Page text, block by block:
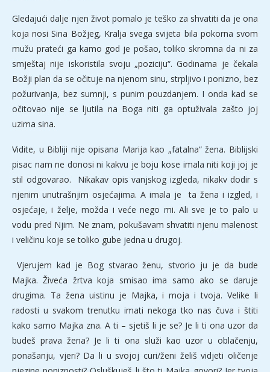
Gledajući dalje njen život pomalo je teško za shvatiti da je ona
koja nosi Sina Božjeg, Kralja svega svijeta bila pokorna svom
mužu prateći ga kamo god je pošao, toliko skromna da ni za
smještaj nije iskoristila svoju „poziciju“. Godinama je čekala
Božji plan da se očituje na njenom sinu, strpljivo i ponizno, bez
požurivanja, bez sumnji, s punim pouzdanjem. I onda kad se
očitovao nije se ljutila na Boga niti ga optuživala zašto joj
uzima sina.
Vidite, u Bibliji nije opisana Marija kao „fatalna“ žena. Biblijski
pisac nam ne donosi ni kakvu je boju kose imala niti koji joj je
stil odgovarao. Nikakav opis vanjskog izgleda, nikakv dodir s
njenim unutrašnjim osjećajima. A imala je ta žena i izgled, i
osjećaje, i želje, možda i veće nego mi. Ali sve je to palo u
vodu pred Njim. Ne znam, pokušavam shvatiti njenu malenost
i veličinu koje se toliko gube jedna u drugoj.
Vjerujem kad je Bog stvarao ženu, stvorio ju je da bude
Majka. Živeća žrtva koja smisao ima samo ako se daruje
drugima. Ta žena uistinu je Majka, i moja i tvoja. Velike li
radosti u svakom trenutku imati nekoga tko nas čuva i štiti
kako samo Majka zna. A ti – sjetiš li je se? Je li ti ona uzor da
budeš prava žena? Je li ti ona služi kao uzor u oblačenju,
ponašanju, vjeri? Da li u svojoj curi/ženi želiš vidjeti oličenje